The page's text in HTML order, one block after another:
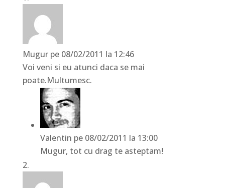
Mugur pe 08/02/2011 la 12:46
Voi veni si eu atunci daca se mai
poate.Multumesc.
Valentin pe 08/02/2011 la 13:00
Mugur, tot cu drag te asteptam!